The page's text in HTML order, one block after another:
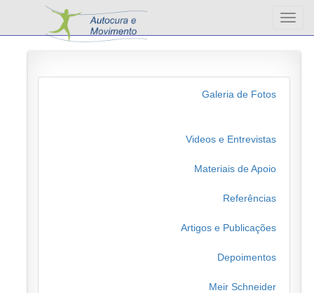
Galeria de Fotos
Videos e Entrevistas
Materiais de Apoio
Referências
Artigos e Publicações
Depoimentos
Meir Schneider